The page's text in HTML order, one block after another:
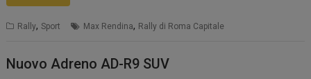
Rally,Sport Max Rendina, Rally di Roma Capitale
Nuovo Adreno AD-R9 SUV